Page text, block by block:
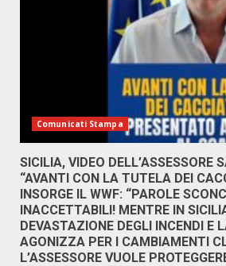
Comunicati Stampa
SICILIA, VIDEO DELL’ASSESSORE
“AVANTI CON LA TUTELA DEI
INSORGE IL WWF: “PAROLE
INACCETTABILI! MENTRE IN
DEVASTAZIONE DEGLI INCENDI E
AGONIZZA PER I CAMBIAMENTI
L’ASSESSORE VUOLE